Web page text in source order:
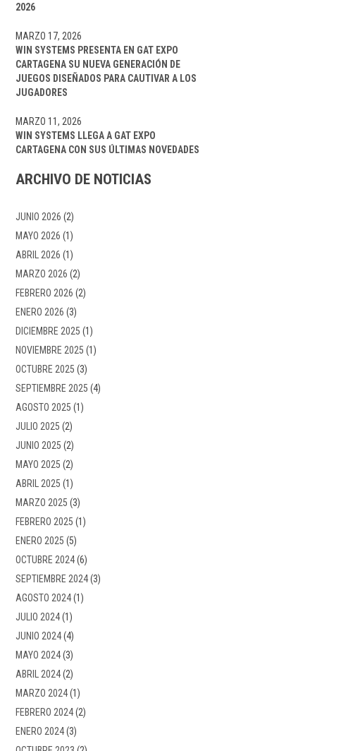
2026
WIN SYSTEMS PRESENTA EN GAT EXPO
CARTAGENA SU NUEVA GENERACIÓN DE
JUEGOS DISEÑADOS PARA CAUTIVAR A LOS
JUGADORES
MARZO 17, 2026
WIN SYSTEMS LLEGA A GAT EXPO
CARTAGENA CON SUS ÚLTIMAS NOVEDADES
MARZO 11, 2026
ARCHIVO DE NOTICIAS
JUNIO 2026 (2)
MAYO 2026 (1)
ABRIL 2026 (1)
MARZO 2026 (2)
FEBRERO 2026 (2)
ENERO 2026 (3)
DICIEMBRE 2025 (1)
NOVIEMBRE 2025 (1)
OCTUBRE 2025 (3)
SEPTIEMBRE 2025 (4)
AGOSTO 2025 (1)
JULIO 2025 (2)
JUNIO 2025 (2)
MAYO 2025 (2)
ABRIL 2025 (1)
MARZO 2025 (3)
FEBRERO 2025 (1)
ENERO 2025 (5)
OCTUBRE 2024(6)
SEPTIEMBRE 2024(3)
AGOSTO 2024(1)
JULIO 2024(1)
JUNIO 2024(4)
MAYO 2024(3)
ABRIL 2024(2)
MARZO 2024(1)
FEBRERO 2024(2)
ENERO 2024(3)